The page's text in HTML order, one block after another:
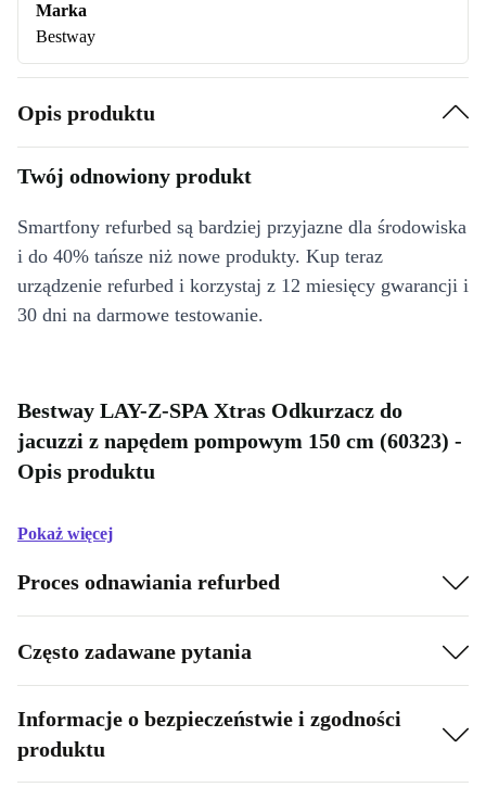
Marka
Bestway
Opis produktu
Twój odnowiony produkt
Smartfony refurbed są bardziej przyjazne dla środowiska
i do 40% tańsze niż nowe produkty. Kup teraz
urządzenie refurbed i korzystaj z 12 miesięcy gwarancji i
30 dni na darmowe testowanie.
Bestway LAY-Z-SPA Xtras Odkurzacz do
jacuzzi z napędem pompowym 150 cm (60323) -
Opis produktu
Pokaż więcej
Proces odnawiania refurbed
Często zadawane pytania
Informacje o bezpieczeństwie i zgodności
produktu